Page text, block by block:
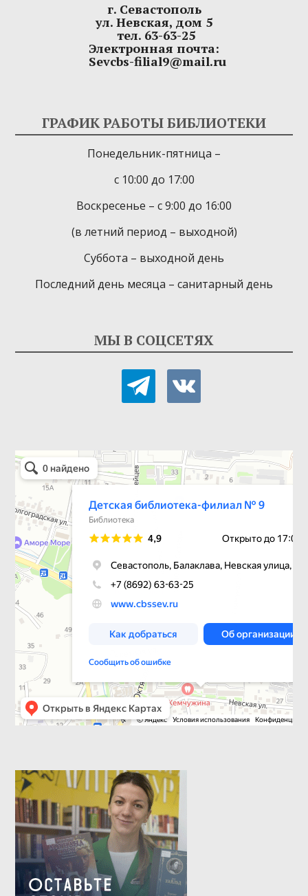
г. Севастополь
ул. Невская, дом 5
тел. 63-63-25
Электронная почта:
Sevcbs-filial9@mail.ru
ГРАФИК РАБОТЫ БИБЛИОТЕКИ
Понедельник-пятница –
с 10:00 до 17:00
Воскресенье – с 9:00 до 16:00
(в летний период – выходной)
Суббота – выходной день
Последний день месяца – санитарный день
МЫ В СОЦСЕТЯХ
telegram vkontakte
Детская библиотека-филиал № 9
Библиотека в Севастополе